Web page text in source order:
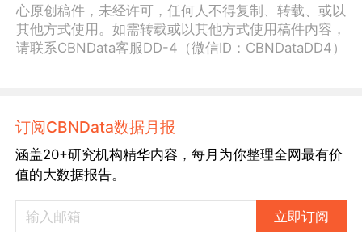
心原创稿件，未经许可，任何人不得复制、转载、或以
其他方式使用。如需转载或以其他方式使用稿件内容，
请联系CBNData客服DD-4（微信ID：CBNDataDD4）
订阅CBNData数据月报
涵盖20+研究机构精华内容，每月为你整理全网最有价
值的大数据报告。
立即订阅